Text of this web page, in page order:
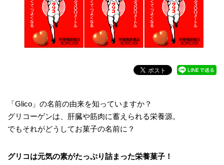
「Glico」の名前の由来を知っていますか？
グリコーゲンは、肝臓や筋肉に蓄えられる栄養源。
でもそれがどうしてお菓子の名前に？
グリコは元気の素がたっぷり詰まった栄養菓子！